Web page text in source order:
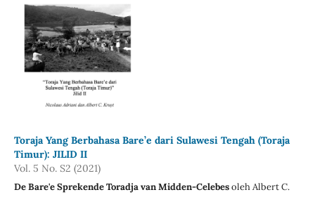
Toraja Yang Berbahasa Bare’e dari Sulawesi Tengah (Toraja
Timur): JILID II
Vol. 5 No. S2 (2021)
De Bare'e Sprekende Toradja van Midden-Celebesoleh Albert C.